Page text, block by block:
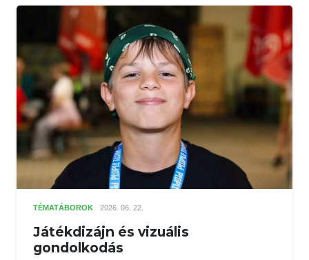
TÉMATÁBOROK 2026. 06. 22.
Játékdizájn és vizuális
gondolkodás